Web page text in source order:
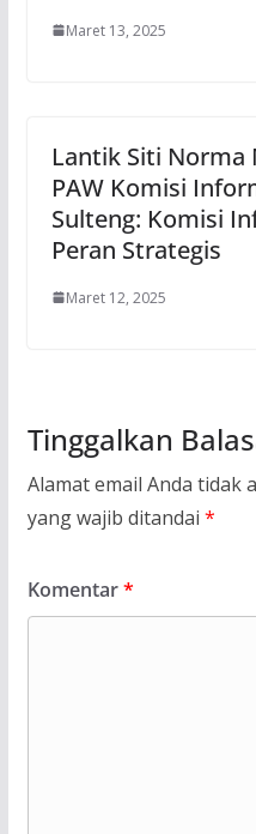
Maret 13, 2025
Lantik Siti Norma
PAW Komisi
Sulteng: Komisi
Peran Strategis
Maret 12, 2025
Tinggalkan
Alamat email Anda tidak
yang wajib ditandai *
Komentar*